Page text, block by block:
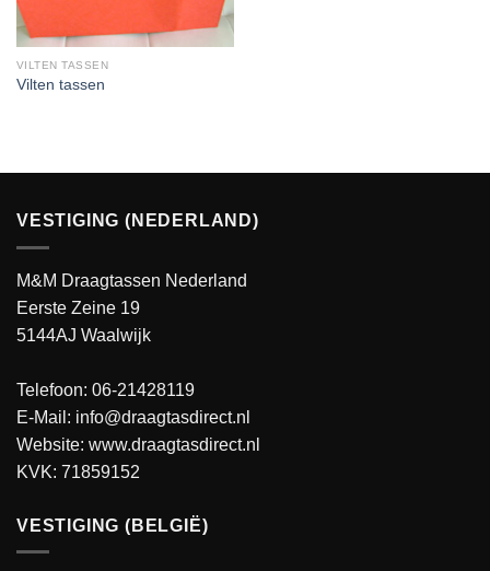
VILTEN TASSEN
Vilten tassen
VESTIGING (NEDERLAND)
M&M Draagtassen Nederland
Eerste Zeine 19
5144AJ Waalwijk
Telefoon: 06-21428119
E-Mail: info@draagtasdirect.nl
Website: www.draagtasdirect.nl
KVK: 71859152
VESTIGING (BELGIË)